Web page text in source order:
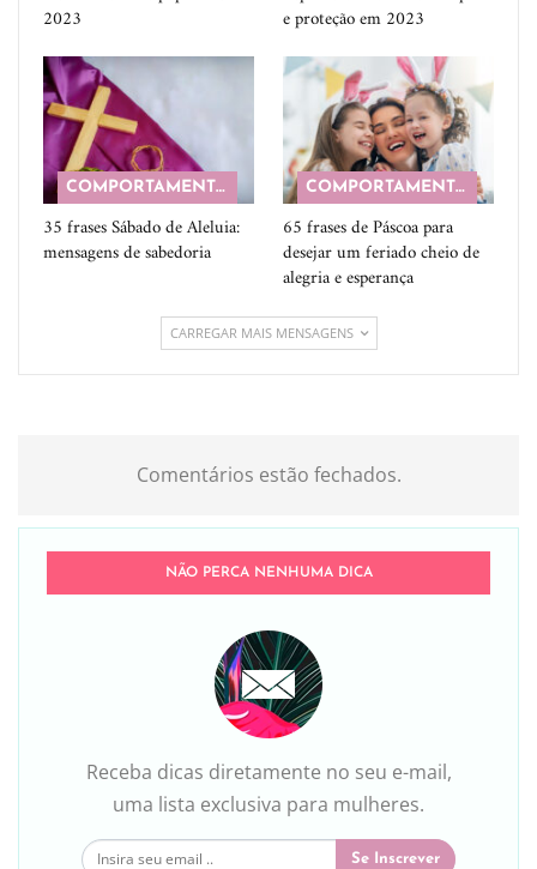
2023 e proteção em 2023
COMPORTAMENTO
35 frases Sábado de Aleluia:
mensagens de sabedoria
COMPORTAMENTO
65 frases de Páscoa para
desejar um feriado cheio de
alegria e esperança
CARREGAR MAIS MENSAGENS
Comentários estão fechados.
NÃO PERCA NENHUMA DICA
Receba dicas diretamente no seu e-mail,
uma lista exclusiva para mulheres.
Se Inscrever